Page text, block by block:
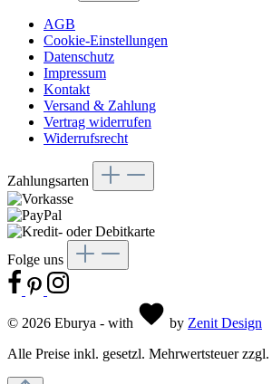
AGB
Cookie-Einstellungen
Datenschutz
Impressum
Kontakt
Versand & Zahlung
Vertrag widerrufen
Widerrufsrecht
Zahlungsarten
Folge uns
© 2026 Eburya - with by Zenit Design
Alle Preise inkl. gesetzl. Mehrwertsteuer zzgl.